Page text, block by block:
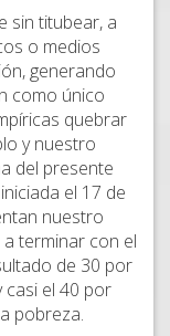
sin titubear, a
o medios
generando
como único
quebrar
y nuestro
del presente
el 17 de
nuestro
terminar con el
de 30 por
el 40 por
pobreza.